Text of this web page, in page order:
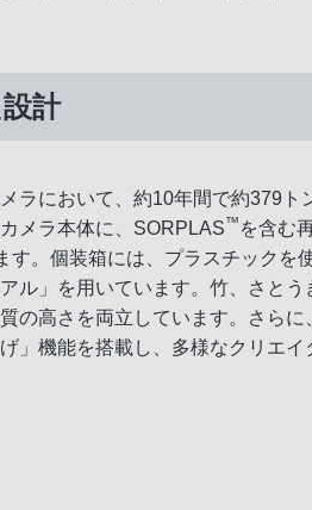
計
ラにおいて、約10年間で約379ト
メラ本体に、SORPLAS™ を含む
す。個装箱には、プラスチックを
ル」を用いています。竹、さとう
の高さを両立しています。さらに
」機能を搭載し、多様なクリエイ